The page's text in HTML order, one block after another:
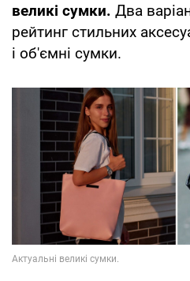
великі сумки. Два
рейтинг стильних
і об'ємні сумки.